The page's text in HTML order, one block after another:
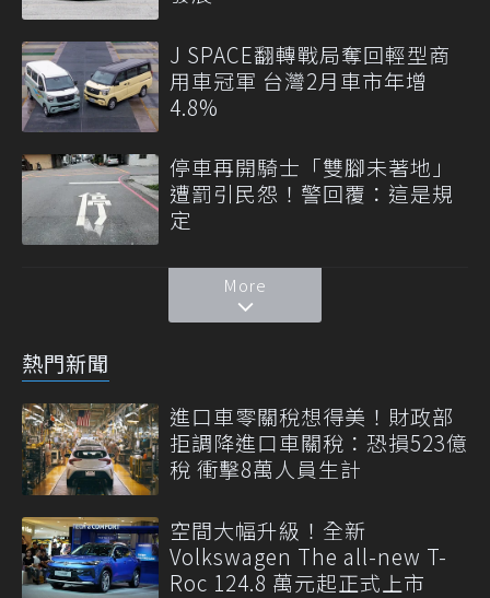
J SPACE翻轉戰局奪回輕型商
用車冠軍 台灣2月車市年增
4.8%
停車再開騎士「雙腳未著地」
遭罰引民怨！警回覆：這是規
定
More
熱門新聞
進口車零關稅想得美！財政部
拒調降進口車關稅：恐損523億
稅 衝擊8萬人員生計
空間大幅升級！全新
Volkswagen The all-new T-
Roc 124.8 萬元起正式上市